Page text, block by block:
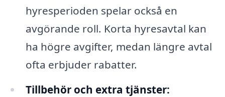
hyresperioden spelar också en
avgörande roll. Korta hyresavtal kan
ha högre avgifter, medan längre avtal
ofta erbjuder rabatter.
Tillbehör och extra tjänster: